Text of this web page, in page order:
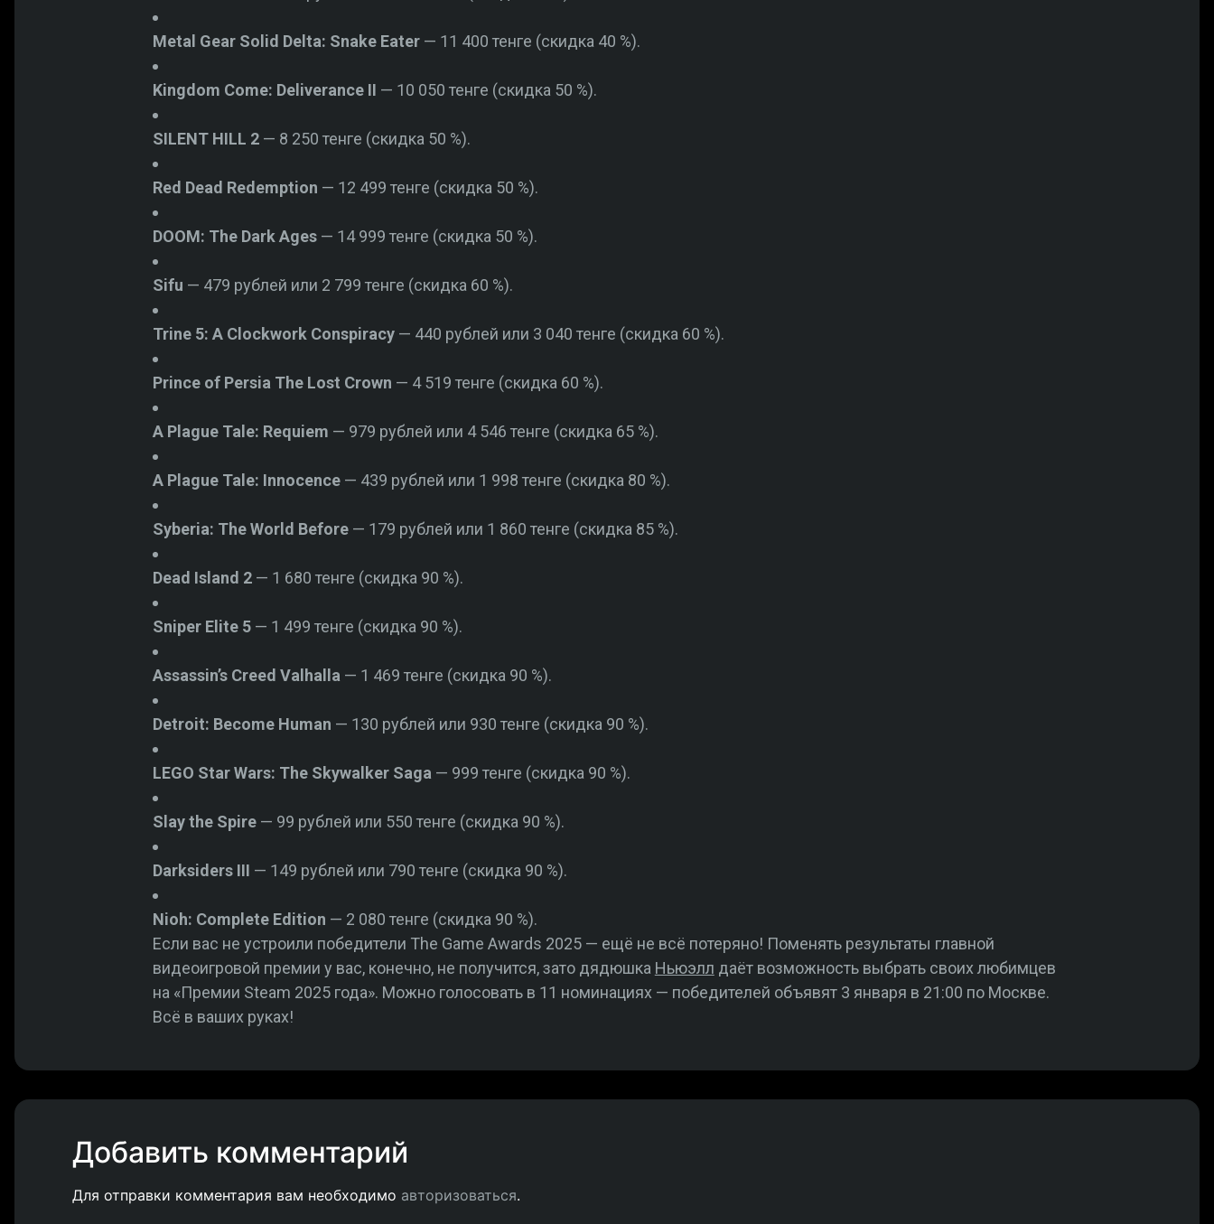
Metal Gear Solid Delta: Snake Eater— 11 400 тенге (скидка 40 %).
Kingdom Come: Deliverance II — 10 050 тенге (скидка 50 %).
SILENT HILL 2— 8 250 тенге (скидка 50 %).
Red Dead Redemption — 12 499 тенге (скидка 50 %).
DOOM: The Dark Ages— 14 999 тенге (скидка 50 %).
Sifu — 479 рублей или 2 799 тенге (скидка 60 %).
Trine 5: A Clockwork Conspiracy— 440 рублей или 3 040 тенге (скидка 60 %).
Prince of Persia The Lost Crown — 4 519 тенге (скидка 60 %).
A Plague Tale: Requiem — 979 рублей или 4 546 тенге (скидка 65 %).
A Plague Tale: Innocence— 439 рублей или 1 998 тенге (скидка 80 %).
Syberia: The World Before— 179 рублей или 1 860 тенге (скидка 85 %).
Dead Island 2— 1 680 тенге (скидка 90 %).
Sniper Elite 5— 1 499 тенге (скидка 90 %).
Assassin’s Creed Valhalla — 1 469 тенге (скидка 90 %).
Detroit: Become Human — 130 рублей или 930 тенге (скидка 90 %).
LEGO Star Wars: The Skywalker Saga — 999 тенге (скидка 90 %).
Slay the Spire— 99 рублей или 550 тенге (скидка 90 %).
Darksiders III — 149 рублей или 790 тенге (скидка 90 %).
Nioh: Complete Edition — 2 080 тенге (скидка 90 %).
Если вас не устроили победители The Game Awards 2025 — ещё не всё потеряно! Поменять результаты главной
видеоигровой премии у вас, конечно, не получится, зато дядюшка Ньюэлл даёт возможность выбрать своих любимцев
на «Премии Steam 2025 года». Можно голосовать в 11 номинациях — победителей объявят 3 января в 21:00 по Москве.
Всё в ваших руках!
Добавить комментарий
Для отправки комментария вам необходимо авторизоваться.